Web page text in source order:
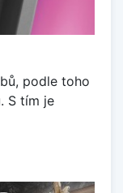
podle toho
S tím je